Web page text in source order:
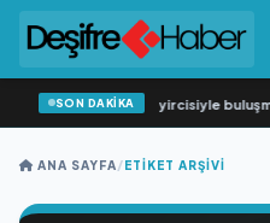
SON DAKİKA
“Düğün Şarkıcısı” seyircisiyle
ANA SAYFA/ETIKET ARŞIVI